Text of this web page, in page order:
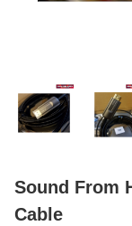
Sound From
Cable